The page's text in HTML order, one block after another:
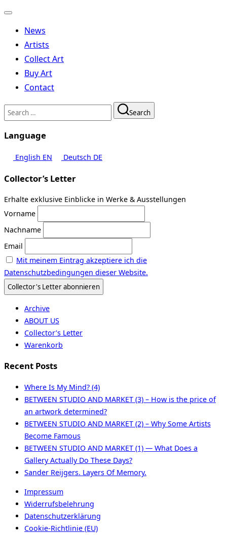
Toggle
navigationNews
Artists
Collect Art
Buy Art
Contact
Search
for:
Search
Language
English EN Deutsch DE
Collector’s Letter
Erhalte exklusive Einblicke in Werke & Ausstellungen
Vorname
Nachname
Email
Mit meinem Eintrag akzeptiere ich die
Datenschutzbedingungen dieser Website.
Archive
ABOUT US
Collector’s Letter
Warenkorb
Recent Posts
Where Is My Mind? (4)
BETWEEN STUDIO AND MARKET (3) – How is the price of
an artwork determined?
BETWEEN STUDIO AND MARKET (2) – Why Some Artists
Become Famous
BETWEEN STUDIO AND MARKET (1) — What Does a
Gallery Actually Do These Days?
Sander Reijgers. Layers Of Memory.
Impressum
Widerrufsbelehrung
Datenschutzerklärung
Cookie-Richtlinie (EU)